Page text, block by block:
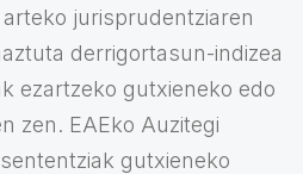
jurisprudentziaren
derrigortasun-indizea
ezartzeko gutxieneko edo
zen. EAEko Auzitegi
gutxieneko